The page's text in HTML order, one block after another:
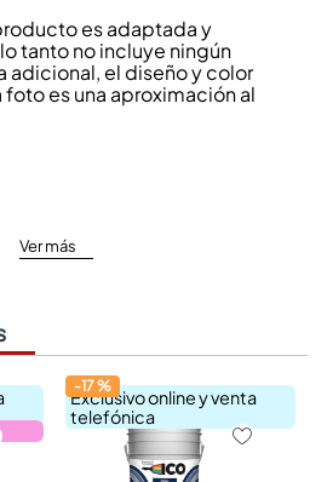
es adaptada y
tanto no incluye ningún
adicional, el diseño y color
es una aproximación al
Ver más
Exclusivo online y venta
telefónica
-17%